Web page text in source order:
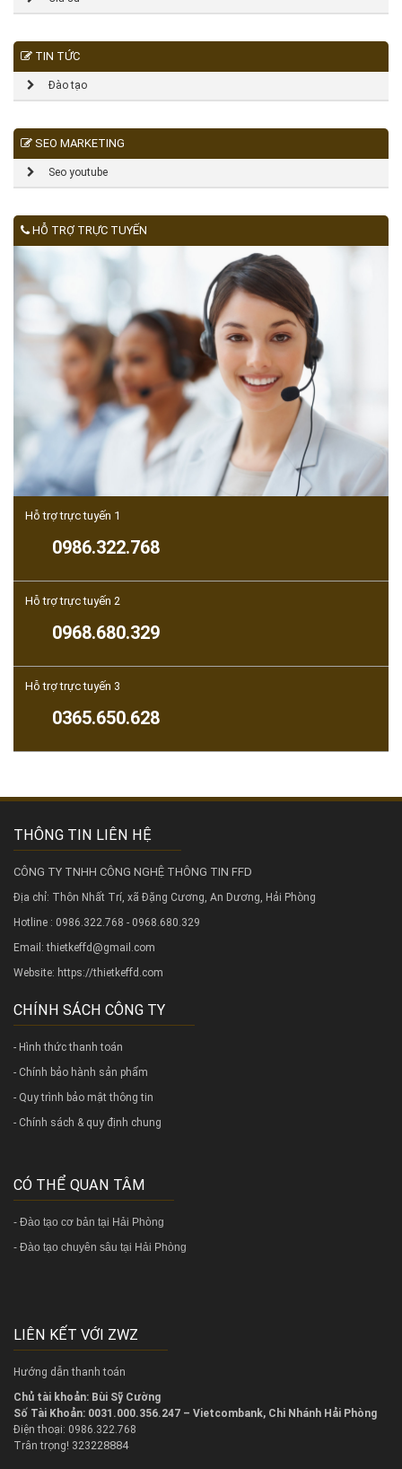
TIN TỨC
Đào tạo
SEO MARKETING
Seo youtube
HỖ TRỢ TRỰC TUYẾN
Hỗ trợ trực tuyến 1
0986.322.768
Hỗ trợ trực tuyến 2
0968.680.329
Hỗ trợ trực tuyến 3
0365.650.628
THÔNG TIN LIÊN HỆ
CÔNG TY TNHH CÔNG NGHỆ THÔNG TIN FFD
Địa chỉ: Thôn Nhất Trí, xã Đặng Cương, An Dương, Hải Phòng
Hotline : 0986.322.768 - 0968.680.329
Email: thietkeffd@gmail.com
Website: https://thietkeffd.com
CHÍNH SÁCH CÔNG TY
- Hình thức thanh toán
- Chính bảo hành sản phẩm
- Quy trình bảo mật thông tin
- Chính sách & quy định chung
CÓ THỂ QUAN TÂM
- Đào tạo cơ bản tại Hải Phòng
- Đào tạo chuyên sâu tại Hải Phòng
LIÊN KẾT VỚI ZWZ
Hướng dẫn thanh toán
Chủ tài khoản: Bùi Sỹ Cường
Số Tài Khoản: 0031.000.356.247 – Vietcombank, Chi Nhánh Hải Phòng
Điện thoại: 0986.322.768
Trân trọng! 323228884